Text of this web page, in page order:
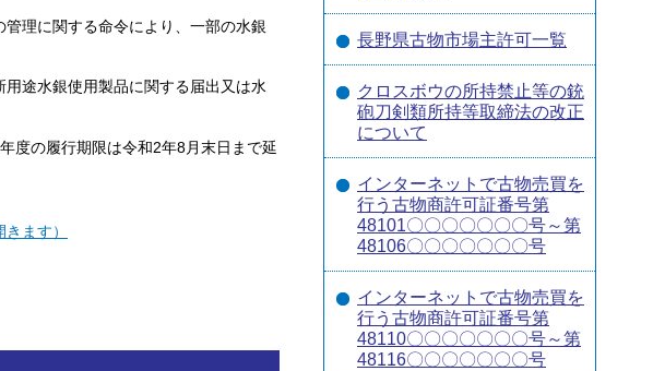
理に関する命令により、一部の水銀
途水銀使用製品に関する届出又は水
度の履行期限は令和2年8月末日まで延
ます）
長野県古物市場主許可一覧
クロスボウの所持禁止等の銃
砲刀剣類所持等取締法の改正
について
インターネットで古物売買を
行う古物商許可証番号第
48101〇〇〇〇〇〇〇号～第
48106〇〇〇〇〇〇〇号
インターネットで古物売買を
行う古物商許可証番号第
48110〇〇〇〇〇〇〇号～第
48116〇〇〇〇〇〇〇号